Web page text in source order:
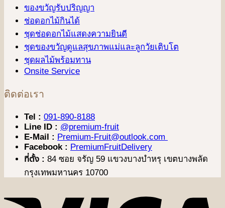
ของขวัญรับปริญญา
ช่อดอกไม้กินได้
ชุดช่อดอกไม้แสดงความยินดี
ชุดของขวัญดูแลสุขภาพแม่และลูกวัยเติบโต
ชุดผลไม้พร้อมทาน
Onsite Service
ติดต่อเรา
Tel : 091-890-8188
Line ID : @premium-fruit
E-Mail : Premium-Fruit@outlook.com
Facebook : PremiumFruitDelivery
ที่ตั้ง : 84 ซอย จรัญ 59 แขวงบางบำหรุ เขตบางพลัด
กรุงเทพมหานคร 10700